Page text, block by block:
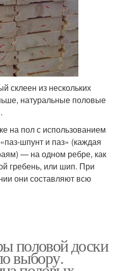
склеен из нескольких
натуральные половые
на пол с использованием
шпунт и паз» (каждая
— на одном ребре, как
гребень, или шип. При
они составляют всю
половой доски
выбору.